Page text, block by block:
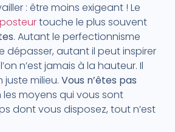
: être moins exigeant ! Le
touche le plus souvent
. Autant le perfectionnisme
dépasser, autant il peut inspirer
n’est jamais à la hauteur. Il
milieu. Vous n’êtes pas
les moyens qui vous sont
dont vous disposez, tout n’est